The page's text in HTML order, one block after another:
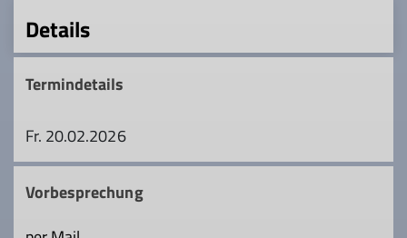
Details
Termindetails
Fr. 20.02.2026
Vorbesprechung